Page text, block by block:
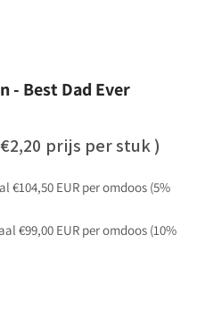
- Best Dad Ever
€2,20 prijs per stuk )
€104,50 EUR per omdoos (5%
€99,00 EUR per omdoos (10%